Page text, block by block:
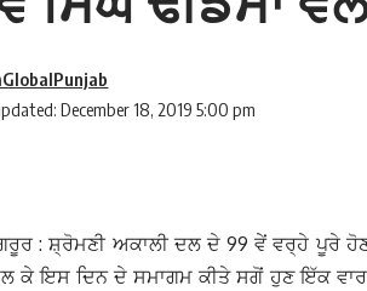
December 18, 2019 5:00 pm
: ਸ਼੍ਰੋਮਣੀ ਅਕਾਲੀ ਦਲ ਦੇ 99 ਵੇਂ ਵਰ੍ਹੇ ਪੂਰੇ
ਕੇ ਇਸ ਦਿਨ ਦੇ ਸਮਾਗਮ ਕੀਤੇ ਸਗੋਂ ਹੁਣ ਇੱਕ ਵਾਰ